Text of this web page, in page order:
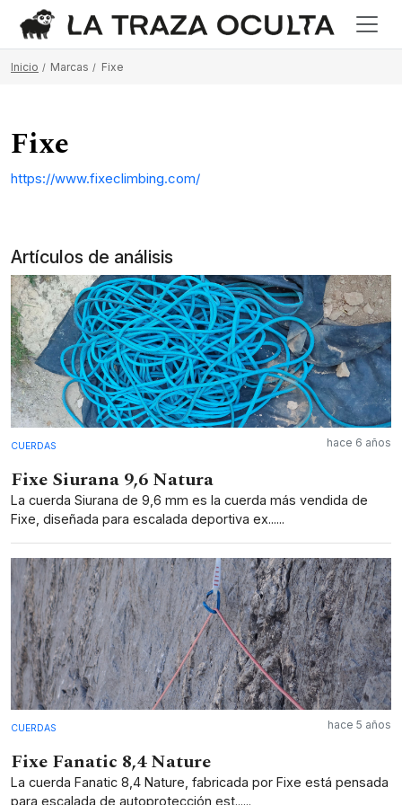
Inicio Marcas Fixe
Fixe
https://www.fixeclimbing.com/
Artículos de análisis
CUERDAS hace 6 años
Fixe Siurana 9,6 Natura
La cuerda Siurana de 9,6 mm es la cuerda más vendida de
Fixe, diseñada para escalada deportiva ex......
CUERDAS hace 5 años
Fixe Fanatic 8,4 Nature
La cuerda Fanatic 8,4 Nature, fabricada por Fixe está pensada
para escalada de autoprotección est......